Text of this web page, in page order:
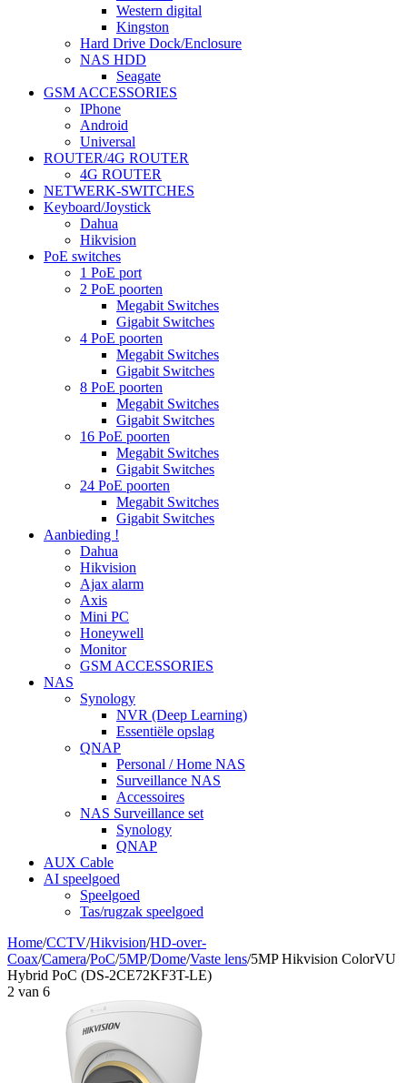
Western digital
Kingston
Hard Drive Dock/Enclosure
NAS HDD
Seagate
GSM ACCESSORIES
IPhone
Android
Universal
ROUTER/4G ROUTER
4G ROUTER
NETWERK-SWITCHES
Keyboard/Joystick
Dahua
Hikvision
PoE switches
1 PoE port
2 PoE poorten
Megabit Switches
Gigabit Switches
4 PoE poorten
Megabit Switches
Gigabit Switches
8 PoE poorten
Megabit Switches
Gigabit Switches
16 PoE poorten
Megabit Switches
Gigabit Switches
24 PoE poorten
Megabit Switches
Gigabit Switches
Aanbieding !
Dahua
Hikvision
Ajax alarm
Axis
Mini PC
Honeywell
Monitor
GSM ACCESSORIES
NAS
Synology
NVR (Deep Learning)
Essentiële opslag
QNAP
Personal / Home NAS
Surveillance NAS
Accessoires
NAS Surveillance set
Synology
QNAP
AUX Cable
AI speelgoed
Speelgoed
Tas/rugzak speelgoed
Home/CCTV/Hikvision/HD-over-
Coax/Camera/PoC/5MP/Dome/Vaste lens/5MP Hikvision ColorVU
Hybrid PoC (DS-2CE72KF3T-LE)
2 van 6